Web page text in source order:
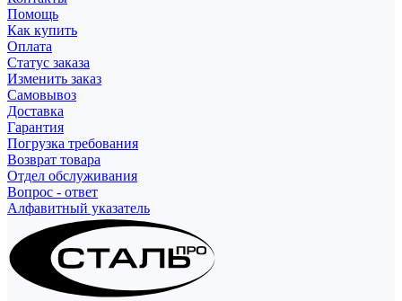
Помощь
Как купить
Оплата
Статус заказа
Изменить заказ
Самовывоз
Доставка
Гарантия
Погрузка требования
Возврат товара
Отдел обслуживания
Вопрос - ответ
Алфавитный указатель